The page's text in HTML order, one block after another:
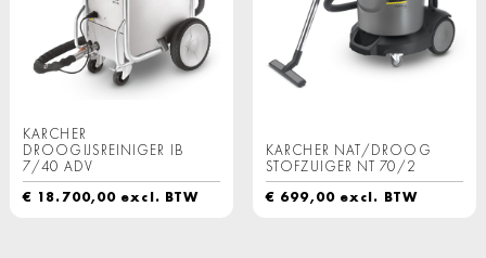
KARCHER
DROOGIJSREINIGER IB
7/40 ADV
€ 18.700,00 excl. BTW
KARCHER NAT/DROOG
STOFZUIGER NT 70/2
€ 699,00excl. BTW